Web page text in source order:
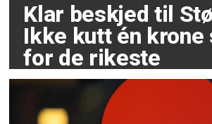
Klar beskjed til
Ikke kutt én krone
for de rikeste